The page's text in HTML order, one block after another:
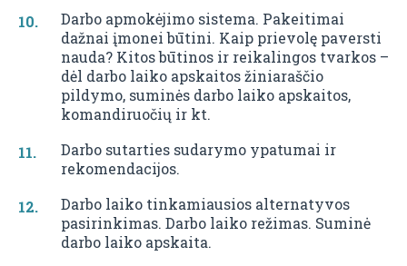
Darbo apmokėjimo sistema. Pakeitimai
dažnai įmonei būtini. Kaip prievolę paversti
nauda? Kitos būtinos ir reikalingos tvarkos –
dėl darbo laiko apskaitos žiniaraščio
pildymo, suminės darbo laiko apskaitos,
komandiruočių ir kt.
Darbo sutarties sudarymo ypatumai ir
rekomendacijos.
Darbo laiko tinkamiausios alternatyvos
pasirinkimas. Darbo laiko režimas. Suminė
darbo laiko apskaita.